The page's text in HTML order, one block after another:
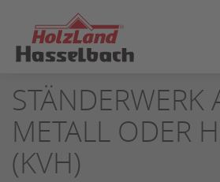
SEITENINHALT
SPRINGEN
STÄNDERWERK
METALL ODER
(KVH)